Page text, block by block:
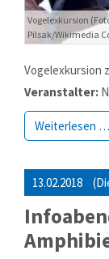
Vogelexkursion
Pilsak/Wikimedia
Vogelexkursion
Veranstalter:
Weiterlesen …
13.02.2018